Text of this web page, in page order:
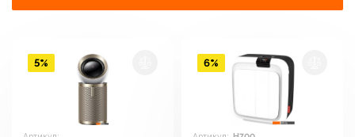
5% 6%